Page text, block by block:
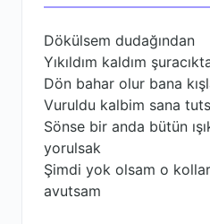
Dökülsem dudağından
Yıkıldım kaldım
Dön bahar olur bana
Vuruldu kalbim sana
Sönse bir anda bütün
yorulsak
Şimdi yok olsam o
avutsam